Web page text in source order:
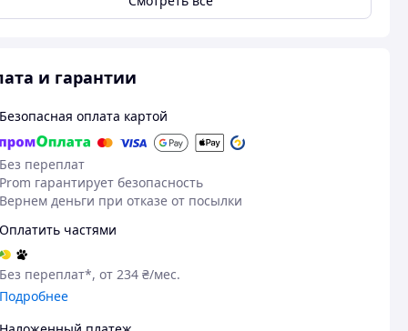
и гарантии
Безопасная оплата картой
Без переплат
Prom гарантирует безопасность
Вернем деньги при отказе от посылки
Оплатить частями
Без переплат*, от 234 ₴/мес.
Подробнее
Посмотреть все